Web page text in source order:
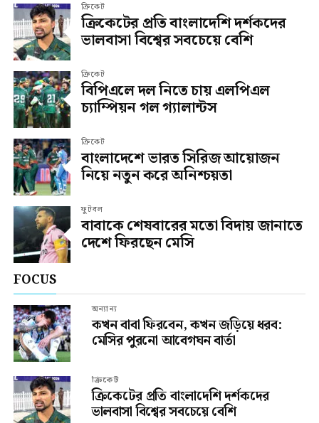
ক্রিকেট
ক্রিকেটের প্রতি বাংলাদেশি দর্শকদের
ভালবাসা বিশ্বের সবচেয়ে বেশি
ক্রিকেট
বিপিএলে দল নিতে চায় এলপিএল
চ্যাম্পিয়ন গল গ্যালান্টস
ক্রিকেট
বাংলাদেশে ভারত সিরিজ আয়োজন
নিয়ে নতুন করে অনিশ্চয়তা
ফুটবল
বাবাকে শেষবারের মতো বিদায় জানাতে
দেশে ফিরছেন মেসি
FOCUS
অন্যান্য
কখন বাবা ফিরবেন, কখন জড়িয়ে ধরব:
মেসির পুরনো আবেগঘন বার্তা
ক্রিকেট
ক্রিকেটের প্রতি বাংলাদেশি দর্শকদের
ভালবাসা বিশ্বের সবচেয়ে বেশি